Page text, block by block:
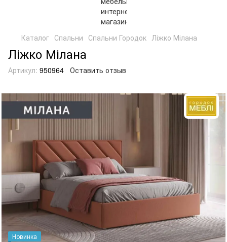
Каталог Спальни Спальни Городок Ліжко Мілана
Ліжко Мілана
Артикул: 950964 Оставить отзыв
Новинка